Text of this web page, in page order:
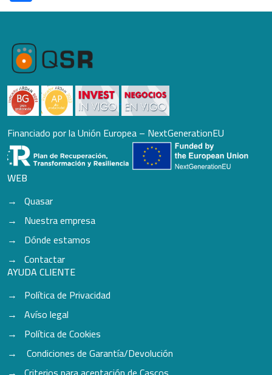
Financiado por la Unión Europea – NextGenerationEU
WEB
Quasar
Nuestra empresa
Dónde estamos
Contactar
AYUDA CLIENTE
Política de Privacidad
Avíso legal
Política de Cookies
Condiciones de Garantía/Devolución